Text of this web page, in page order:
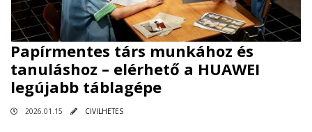
Papírmentes társ munkához és
tanuláshoz – elérhető a HUAWEI
legújabb táblagépe
2026.01.15 CIVILHETES